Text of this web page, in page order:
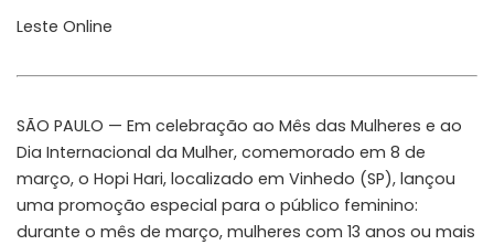
Leste Online
SÃO PAULO — Em celebração ao Mês das Mulheres e ao
Dia Internacional da Mulher, comemorado em 8 de
março, o Hopi Hari, localizado em Vinhedo (SP), lançou
uma promoção especial para o público feminino:
durante o mês de março, mulheres com 13 anos ou mais